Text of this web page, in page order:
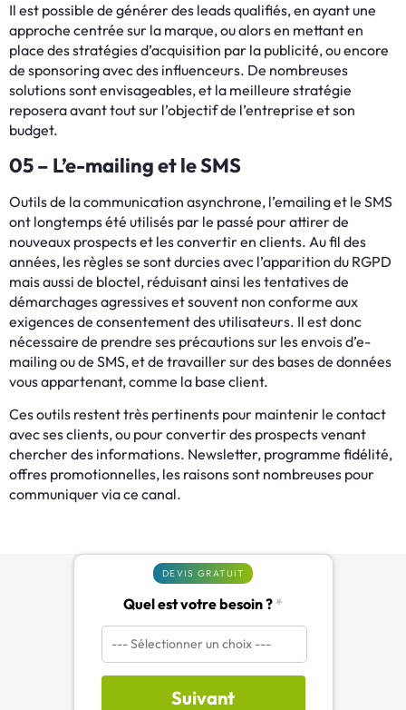
Il est possible de générer des leads qualifiés, en ayant une
approche centrée sur la marque, ou alors en mettant en
place des stratégies d’acquisition par la publicité, ou encore
de sponsoring avec des influenceurs. De nombreuses
solutions sont envisageables, et la meilleure stratégie
reposera avant tout sur l’objectif de l’entreprise et son
budget.
05 – L’e-mailing et le SMS
Outils de la communication asynchrone, l’emailing et le SMS
ont longtemps été utilisés par le passé pour attirer de
nouveaux prospects et les convertir en clients. Au fil des
années, les règles se sont durcies avec l’apparition du RGPD
mais aussi de bloctel, réduisant ainsi les tentatives de
démarchages agressives et souvent non conforme aux
exigences de consentement des utilisateurs. Il est donc
nécessaire de prendre ses précautions sur les envois d’e-
mailing ou de SMS, et de travailler sur des bases de données
vous appartenant, comme la base client.
Ces outils restent très pertinents pour maintenir le contact
avec ses clients, ou pour convertir des prospects venant
chercher des informations. Newsletter, programme fidélité,
offres promotionnelles, les raisons sont nombreuses pour
communiquer via ce canal.
DEVIS GRATUIT
Quel est votre besoin ? *
Suivant